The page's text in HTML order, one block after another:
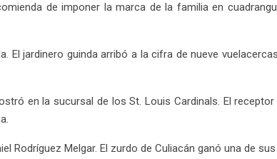
de imponer la marca de la familia en
El jardinero guinda arribó a la cifra de nueve
en la sucursal de los St. Louis Cardinals. El
Rodríguez Melgar. El zurdo de Culiacán ganó una de